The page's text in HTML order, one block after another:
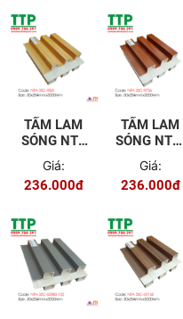
TẤM LAM
SÓNG NTA
Giá:
236.000đ
TẤM LAM
SÓNG NTA-
Giá:
236.000đ